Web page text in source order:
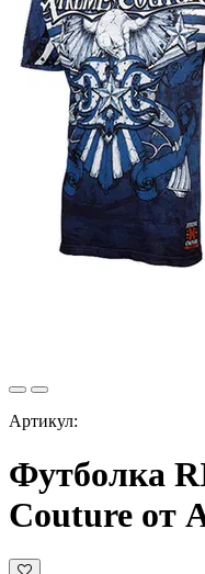
Артикул:
Футболка
Couture от